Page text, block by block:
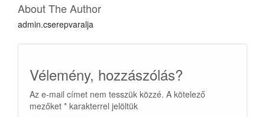
About The Author
admin.cserepvaralja
Vélemény, hozzászólás?
Az e-mail címet nem tesszük közzé. A kötelező
mezőket * karakterrel jelöltük